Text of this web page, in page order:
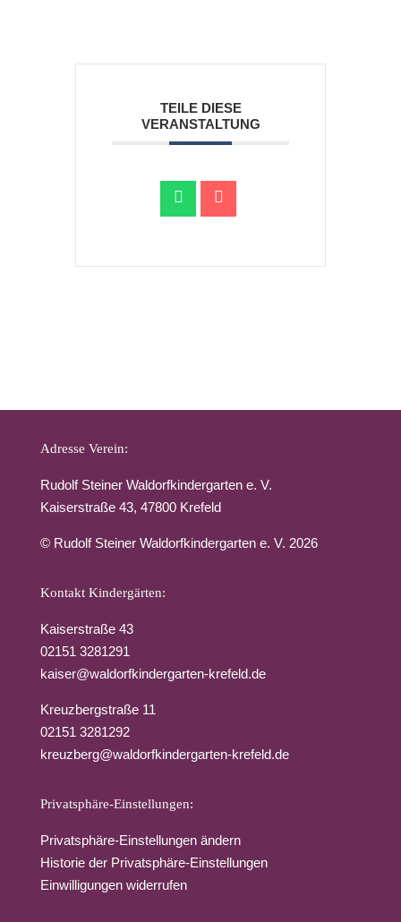
TEILE DIESE
VERANSTALTUNG
Adresse Verein:
Rudolf Steiner Waldorfkindergarten e. V.
Kaiserstraße 43, 47800 Krefeld
© Rudolf Steiner Waldorfkindergarten e. V. 2026
Kontakt Kindergärten:
Kaiserstraße 43
02151 3281291
kaiser@waldorfkindergarten-krefeld.de
Kreuzbergstraße 11
02151 3281292
kreuzberg@waldorfkindergarten-krefeld.de
Privatsphäre-Einstellungen:
Privatsphäre-Einstellungen ändern
Historie der Privatsphäre-Einstellungen
Einwilligungen widerrufen